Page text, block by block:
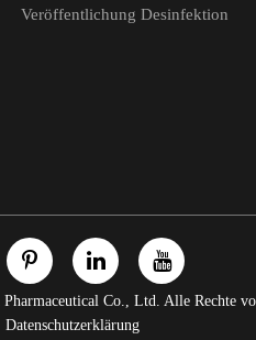
Veröffentlichung Desinfektion
Co., Ltd. Alle Rechte
Datenschutzerklärung